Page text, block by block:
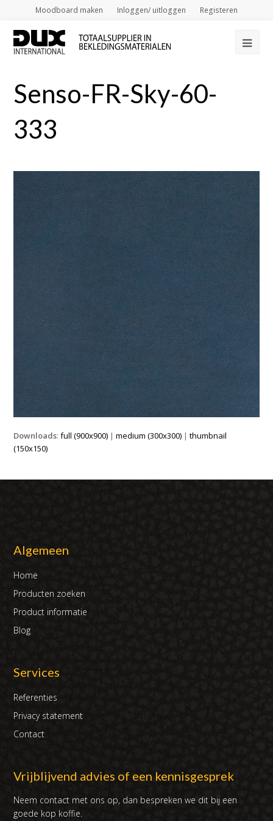
Moodboard maken Inloggen/ uitloggen Registeren
Senso-FR-Sky-60-
333
Downloads:full (900x900) |medium (300x300) |thumbnail
(150x150)
Algemeen
Home
Producten zoeken
Product informatie
Blog
Services
Referenties
Privacy statement
Contact
Vrijblijvend advies of een kennisgesprek
Neem contact met ons op, dan bespreken we dit bij een
goede kop koffie.